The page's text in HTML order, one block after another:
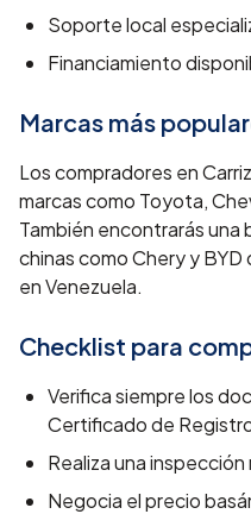
Soporte local
Financiamiento
Marcas más
Los compradores en
marcas como Toyota,
También encontrarás una
chinas como Chery y
en Venezuela.
Checklist para
Verifica siempre los
Certificado de
Realiza una
Negocia el precio